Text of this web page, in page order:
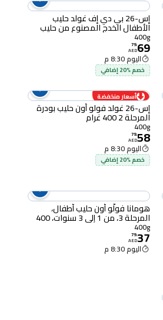
إس-26 بي دي إف غولد حليب
الأطفال الخدج المصنوع من حليب
البقر مع الحديد، 400 غرام
400g
69
.
79
AED
اليوم 8:30 م
خصم %20 إضافي
أسعار منخفضة
إس-26 غولد فولو أون حليب بودرة
المرحلة 2 400 غرام
400g
58
.
79
AED
اليوم 8:30 م
خصم %20 إضافي
هومانا فولّو أون حليب أطفال،
المرحلة 3، من 1 إلى 3 سنوات، 400
غرام
400g
37
.
79
AED
اليوم 8:30 م